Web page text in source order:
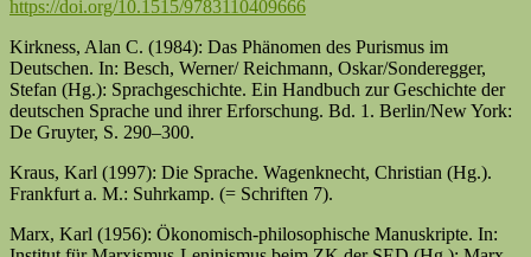
https://doi.org/10.1515/9783110409666
Kirkness, Alan C. (1984): Das Phänomen des Purismus im
Deutschen. In: Besch, Werner/ Reich­mann, Oskar/Sonderegger,
Stefan (Hg.): Sprachgeschichte. Ein Handbuch zur Ge­schichte der
deutschen Sprache und ihrer Erforschung. Bd. 1. Berlin/New York:
De Gruyter, S. 290–300.
Kraus, Karl (1997): Die Sprache. Wagenknecht, Christian (Hg.).
Frankfurt a. M.: Suhrkamp. (= Schriften 7).
Marx, Karl (1956): Ökonomisch-philosophische Manuskripte. In: